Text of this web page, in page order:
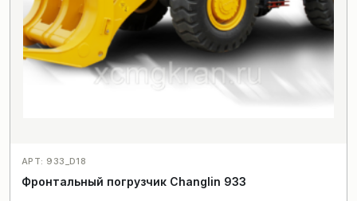
АРТ: 933_D18
Фронтальный погрузчик Changlin 933